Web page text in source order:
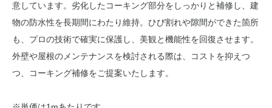
意しています。劣化したコーキング部分をしっかりと補修し、建
物の防水性を長期間にわたり維持。ひび割れや隙間ができた箇所
も、プロの技術で確実に保護し、美観と機能性を回復させます。
外壁や屋根のメンテナンスを検討される際は、コストを抑えつ
つ、コーキング補修をご提案いたします。